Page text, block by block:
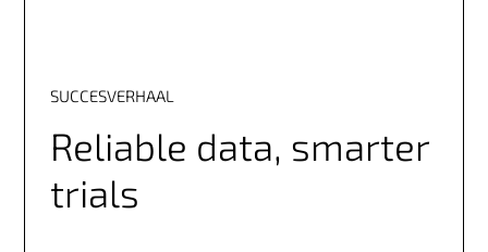
SUCCESVERHAAL
Reliable data, smarter
trials